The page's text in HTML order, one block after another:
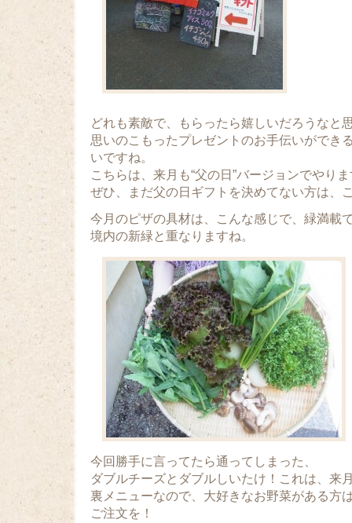
どれも素敵で、もらったら嬉しいだろうなと
思いのこもったプレゼントのお手伝いができ
いですね。
こちらは、来月も“父の日”バージョンでやり
ぜひ、まだ父の日ギフトを決めてない方は、
今月のピザの具材は、こんな感じで、緑満載
境内の新緑と重なりますね。
今回勝手に言ってたら通ってしまった、
ダブルチーズとダブルしいたけ！これは、来
裏メニューなので、大好きなお野菜がある方
ご注文を！